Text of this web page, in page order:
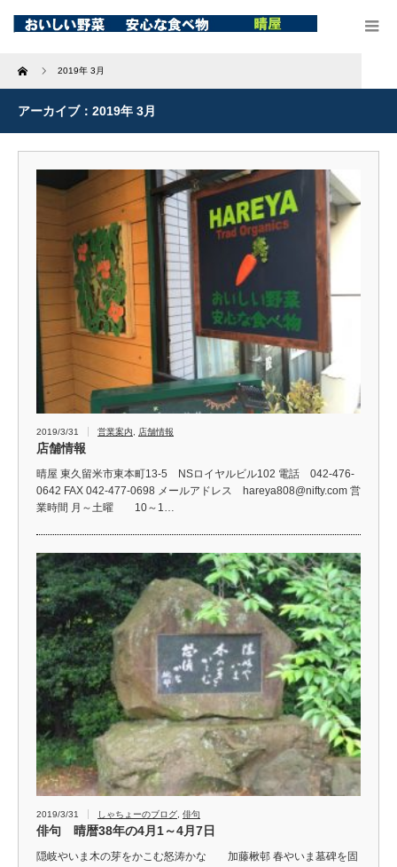
Home 2019年 3月
アーカイブ：2019年 3月
2019/3/31 営業案内 店舗情報
店舗情報
晴屋 東久留米市東本町13-5 NSロイヤルビル102 電話 042-476-
0642 FAX 042-477-0698 メールアドレス hareya808@nifty.com 営
業時間 月～土曜 10～1…
2019/3/31 しゃちょーのブログ 俳句
俳句 晴暦38年の4月1～4月7日
隠岐やいま木の芽をかこむ怒涛かな 加藤楸邨 春やいま墓碑を固